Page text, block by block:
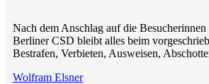
Nach dem Anschlag auf die Besucherinnen
Berliner CSD bleibt alles beim
Bestrafen, Verbieten, Ausweisen,
Wolfram Elsner